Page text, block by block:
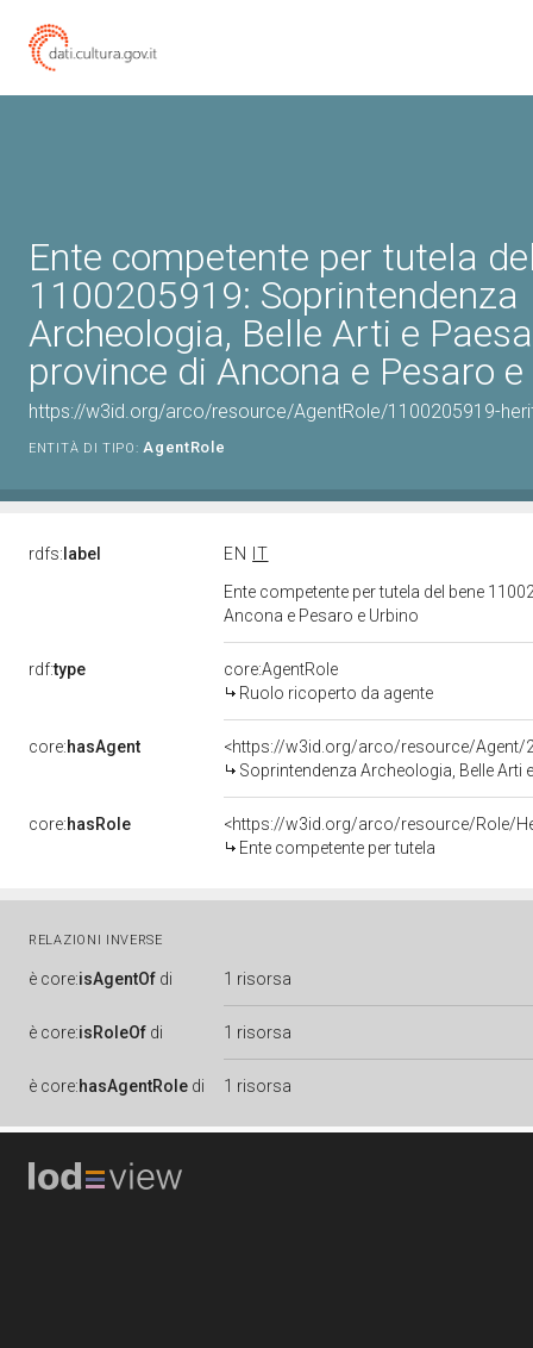
Ente competente per tutela
1100205919: Soprintendenza
Archeologia, Belle Arti e
province di Ancona e Pesaro
https://w3id.org/arco/resource/AgentRole/1100205919-
ENTITÀ DI TIPO: AgentRole
rdfs: label EN
IT
Ente competente per tutela del bene
Ancona e Pesaro e Urbino
rdf:type
core:AgentRole
Ruolo ricoperto da agente
core:hasAgent
<https://w3id.org/arco/resource/Agent/
Soprintendenza Archeologia, Belle Arti
core:hasRole
<https://w3id.org/arco/resource/Role/
Ente competente per tutela
RELAZIONI INVERSE
è core:isAgentOf di 1 risorsa
è core:isRoleOf di 1 risorsa
è core:hasAgentRole di 1 risorsa